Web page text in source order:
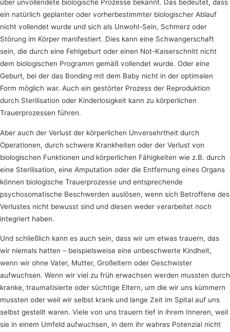
über unvollendete biologische Prozesse bekannt. Das bedeutet, dass
ein natürlich geplanter oder vorherbestimmter biologischer Ablauf
nicht vollendet wurde und sich als Unwohl-Sein, Schmerz oder
Störung im Körper manifestiert. Dies kann eine Schwangerschaft
sein, die durch eine Fehlgeburt oder einen Not-Kaiserschnitt nicht
dem biologischen Programm gemäß vollendet wurde. Oder eine
Geburt, bei der das Bonding mit dem Baby nicht in der optimalen
Form möglich war. Auch ein gestörter Prozess der Reproduktion
durch Sterilisation oder Kinderlosigkeit kann zu körperlichen
Trauerprozessen führen.
Aber auch der Verlust der körperlichen Unversehrtheit durch
Operationen, durch schwere Krankheiten oder der Verlust von
biologischen Funktionen und körperlichen Fähigkeiten wie z.B. durch
eine Sterilisation, eine Amputation oder die Entfernung eines Organs
können biologische Trauerprozesse und entsprechende
psychosomatische Beschwerden auslösen, wenn sich Betroffene des
Verlustes nicht bewusst sind und diesen weder verarbeitet noch
integriert haben.
Und schließlich kann es auch sein, dass wir um etwas trauern, das
wir niemals hatten – beispielsweise eine unbeschwerte Kindheit,
wenn wir ohne Vater, Mutter, Großeltern oder Geschwister
aufwuchsen. Wenn wir viel zu früh erwachsen werden mussten durch
kranke, traumatisierte oder süchtige Eltern, um die wir uns kümmern
mussten oder weil wir selbst krank und lange Zeit im Spital auf uns
selbst gestellt waren. Viele von uns trauern tief in ihrem Inneren, weil
sie in einem Umfeld aufwuchsen, in dem ihr wahres Potenzial nicht